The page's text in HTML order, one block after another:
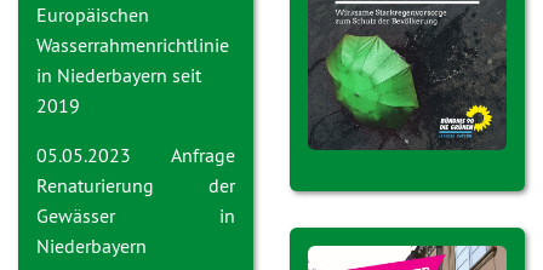
Europäischen
Wasserrahmenrichtlinie
in Niederbayern seit
2019
05.05.2023 Anfrage
Renaturierung der
Gewässer in
Niederbayern